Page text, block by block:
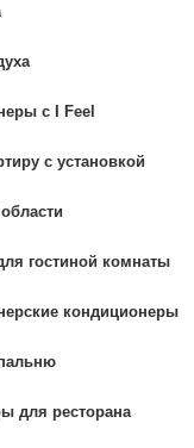
с I Feel
с установкой
гостиной комнаты
кондиционеры
для ресторана